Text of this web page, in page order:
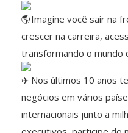
Imagine você sair na
crescer na carreira,
transformando o mundo
Nos últimos 10 anos
negócios em vários
internacionais junto a